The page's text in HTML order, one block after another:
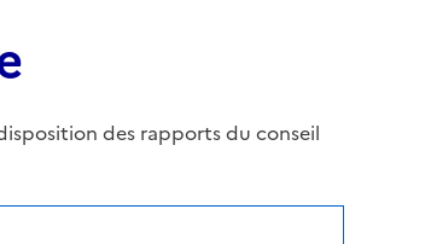
des rapports du conseil